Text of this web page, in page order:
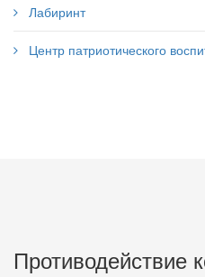
Лабиринт
Центр патриотического
Противодействие